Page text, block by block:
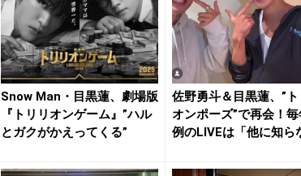
Snow Man・目黒蓮、劇場版
『トリリオンゲーム』”ハル
とガクがかえってくる”
佐野勇斗＆目黒蓮、”ト
オンポーズ”で再会！
例のLIVEは「他に知ら